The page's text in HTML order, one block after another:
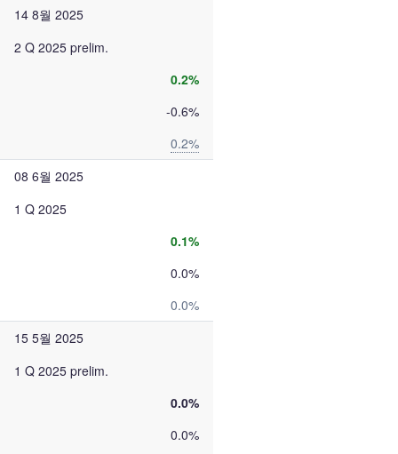
14 8월 2025
2 Q 2025 prelim.
0.2%
-0.6%
0.2%
08 6월 2025
1 Q 2025
0.1%
0.0%
0.0%
15 5월 2025
1 Q 2025 prelim.
0.0%
0.0%